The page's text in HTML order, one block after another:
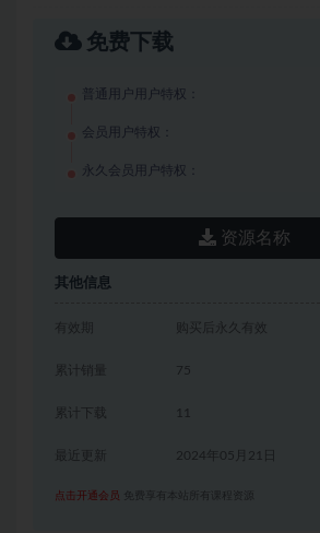
免费下载
普通用户用户特权：
会员用户特权：
永久会员用户特权：
资源名称
其他信息
有效期 购买后永久有效
累计销量 75
累计下载 11
2024年05月21日
点击开通会员 免费享有本站所有课程资源